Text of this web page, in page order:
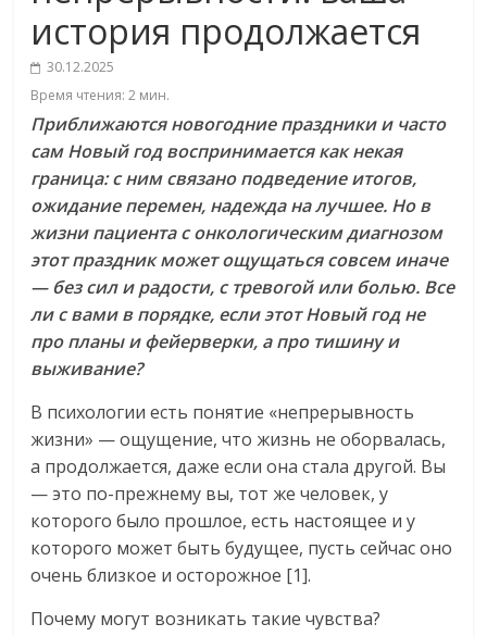
история продолжается
30.12.2025
Время чтения:2 мин.
Приближаются новогодние праздники и часто
сам Новый год воспринимается как некая
граница: с ним связано подведение итогов,
ожидание перемен, надежда на лучшее. Но в
жизни пациента с онкологическим диагнозом
этот праздник может ощущаться совсем иначе
— без сил и радости, с тревогой или болью. Все
ли с вами в порядке, если этот Новый год не
про планы и фейерверки, а про тишину и
выживание?
В психологии есть понятие «непрерывность
жизни» — ощущение, что жизнь не оборвалась,
а продолжается, даже если она стала другой. Вы
— это по-прежнему вы, тот же человек, у
которого было прошлое, есть настоящее и у
которого может быть будущее, пусть сейчас оно
очень близкое и осторожное [1].
Почему могут возникать такие чувства?